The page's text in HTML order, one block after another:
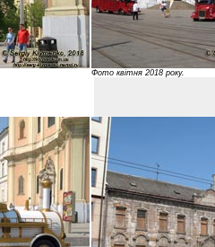
Фото квітня 2018 року.